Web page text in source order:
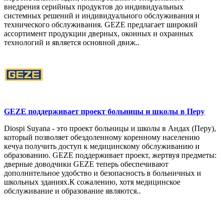
внедрения серийных продуктов до индивидуальных
системных решений и индивидуального обслуживания и
технического обслуживания. GEZE предлагает широкий
ассортимент продукции дверных, оконных и охранных
технологий и является основной движ..
GEZE поддерживает проект больницы и школы в Перу
Diospi Suyana - это проект больницы и школы в Андах (Перу),
который позволяет обездоленному коренному населению
кечуа получить доступ к медицинскому обслуживанию и
образованию. GEZE поддерживает проект, жертвуя предметы:
дверные доводчики GEZE теперь обеспечивают
дополнительное удобство и безопасность в больничных и
школьных зданиях.К сожалению, хотя медицинское
обслуживание и образование являются..